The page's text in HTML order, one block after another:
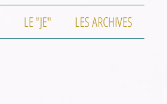
LE "JE" LES ARCHIVES